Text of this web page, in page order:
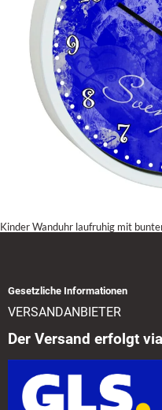
Kinder Wanduhr laufruhig mit
Gesetzliche Informationen
VERSANDANBIETER
Der Versand erfolgt